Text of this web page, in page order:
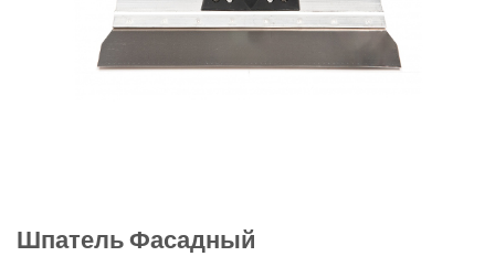
Шпатель Фасадный